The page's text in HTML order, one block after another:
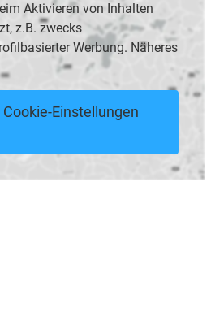
Aktivieren von Inhalten
z.B. zwecks
Werbung. Näheres
Einstellungen